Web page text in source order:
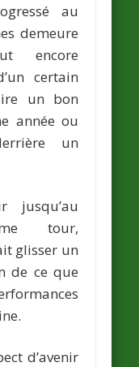
au
demeure
encore
certain
un bon
année ou
un
jusqu’au
tour,
glisser un
de ce que
d’avenir